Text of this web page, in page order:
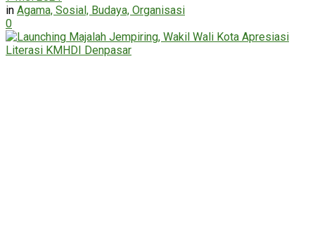
in Agama, Sosial, Budaya, Organisasi
0